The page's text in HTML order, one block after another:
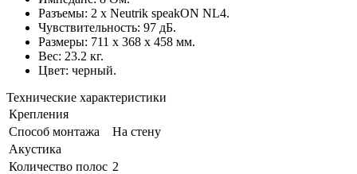
Разъемы: 2 x Neutrik speakON NL4.
Чувствительность: 97 дБ.
Размеры: 711 x 368 x 458 мм.
Вес: 23.2 кг.
Цвет: черный.
Технические характеристики
Крепления
Способ монтажа
На стену
Акустика
Количество полос 2